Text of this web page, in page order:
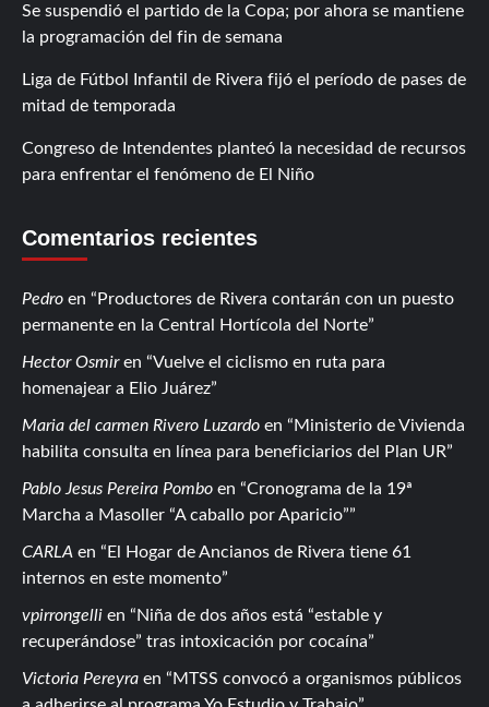
Se suspendió el partido de la Copa; por ahora se mantiene
la programación del fin de semana
Liga de Fútbol Infantil de Rivera fijó el período de pases de
mitad de temporada
Congreso de Intendentes planteó la necesidad de recursos
para enfrentar el fenómeno de El Niño
Comentarios recientes
Pedro en
Productores de Rivera contarán con un puesto
permanente en la Central Hortícola del Norte
Hector Osmiren
Vuelve el ciclismo en ruta para
homenajear a Elio Juárez
Maria del carmen Rivero Luzardo en
Ministerio de Vivienda
habilita consulta en línea para beneficiarios del Plan UR
Pablo Jesus Pereira Pombo en
Cronograma de la 19ª
Marcha a Masoller “A caballo por Aparicio”
CARLA en
El Hogar de Ancianos de Rivera tiene 61
internos en este momento
vpirrongelli en
Niña de dos años está “estable y
recuperándose” tras intoxicación por cocaína
Victoria Pereyra en
MTSS convocó a organismos públicos